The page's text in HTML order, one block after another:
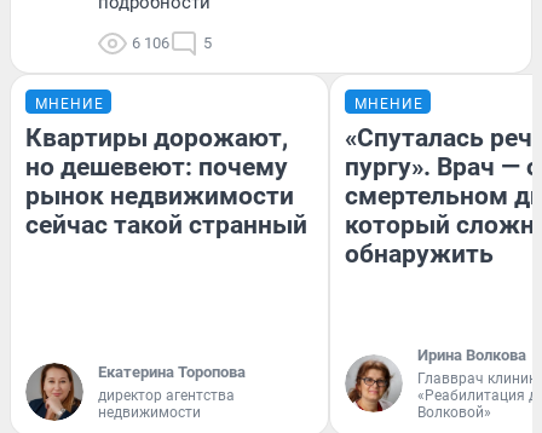
6 106 5
МНЕНИЕ
Квартиры дорожают,
но дешевеют: почему
рынок недвижимости
сейчас такой странный
Екатерина Торопова
директор агентства
недвижимости
МНЕНИЕ
«Спуталась
пургу». Врач — о
смертельном
который
обнаружить
Ирина Волкова
Главврач
«Реабилитация
Волковой»